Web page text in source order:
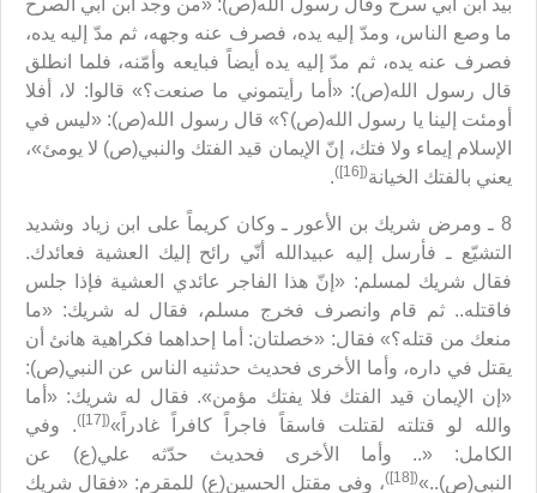
بيد ابن أبي سرح وقال رسول الله(ص): «من وجد ابن أبي الصرح
ما وصع الناس، ومدّ إليه يده، فصرف عنه وجهه، ثم مدّ إليه يده،
فصرف عنه يده، ثم مدّ إليه يده أيضاً فبايعه وأمّنه، فلما انطلق
قال رسول الله(ص): «أما رأيتموني ما صنعت؟» قالوا: لا، أفلا
أومئت إلينا يا رسول الله(ص)؟» قال رسول الله(ص): «ليس في
الإسلام إيماء ولا فتك، إنّ الإيمان قيد الفتك والنبي(ص) لا يومئ»،
يعني بالفتك الخيانة([16])
.
8 ـ ومرض شريك بن الأعور ـ وكان كريماً على ابن زياد وشديد
التشيّع ـ فأرسل إليه عبيدالله أنّي رائح إليك العشية فعائدك.
فقال شريك لمسلم: «إنّ هذا الفاجر عائدي العشية فإذا جلس
فاقتله.. ثم قام وانصرف فخرج مسلم، فقال له شريك: «ما
منعك من قتله؟» فقال: «خصلتان: أما إحداهما فكراهية هانئ أن
يقتل في داره، وأما الأخرى فحديث حدثنيه الناس عن النبي(ص):
«إن الإيمان قيد الفتك فلا يفتك مؤمن». فقال له شريك: «أما
والله لو قتلته لقتلت فاسقاً فاجراً كافراً غادراً»([17])
. وفي
الكامل: «.. وأما الأخرى فحديث حدّثه علي(ع) عن
النبي(ص)..»([18])
، وفي مقتل الحسين(ع) للمقرم: «فقال شريك